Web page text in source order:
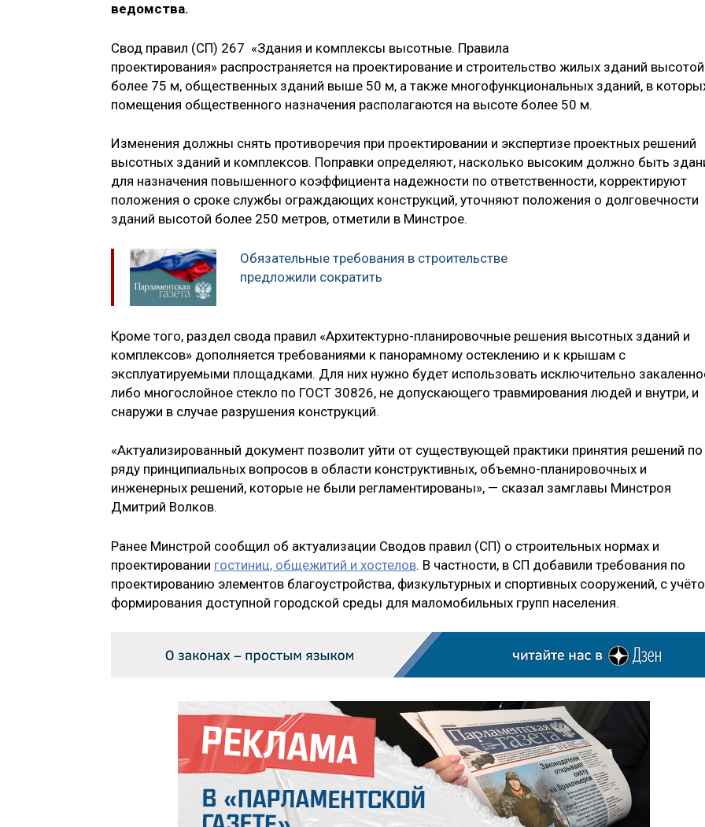
ведомства.
Свод правил (СП) 267 «Здания и комплексы высотные. Правила
проектирования» распространяется на проектирование и строительство жилых зданий высотой
более 75 м, общественных зданий выше 50 м, а также многофункциональных зданий, в
помещения общественного назначения располагаются на высоте более 50 м.
Изменения должны снять противоречия при проектировании и экспертизе проектных решений
высотных зданий и комплексов. Поправки определяют, насколько высоким должно быть
для назначения повышенного коэффициента надежности по ответственности, корректируют
положения о сроке службы ограждающих конструкций, уточняют положения о долговечности
зданий высотой более 250 метров, отметили в Минстрое.
Обязательные требования в строительстве
предложили сократить
Кроме того, раздел свода правил «Архитектурно-планировочные решения высотных зданий и
комплексов» дополняется требованиями к панорамному остеклению и к крышам с
эксплуатируемыми площадками. Для них нужно будет использовать исключительно
либо многослойное стекло по ГОСТ 30826, не допускающего травмирования людей и внутри, и
снаружи в случае разрушения конструкций.
«Актуализированный документ позволит уйти от существующей практики принятия решений по
ряду принципиальных вопросов в области конструктивных, объемно-планировочных и
инженерных решений, которые не были регламентированы», — сказал замглавы Минстроя
Дмитрий Волков.
Ранее Минстрой сообщил об актуализации Сводов правил (СП) о строительных нормах и
проектировании гостиниц, общежитий и хостелов. В частности, в СП добавили требования по
проектированию элементов благоустройства, физкультурных и спортивных сооружений, с
формирования доступной городской среды для маломобильных групп населения.